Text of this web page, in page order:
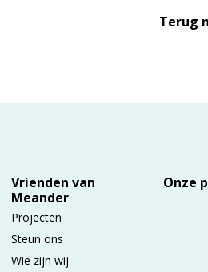
Terug
Vrienden van
Meander
Projecten
Steun ons
Wie zijn wij
Onze